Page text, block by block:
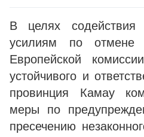
В целях содействия
усилиям по отмене
Европейской
устойчивого и
провинция Камау
меры по
пресечению